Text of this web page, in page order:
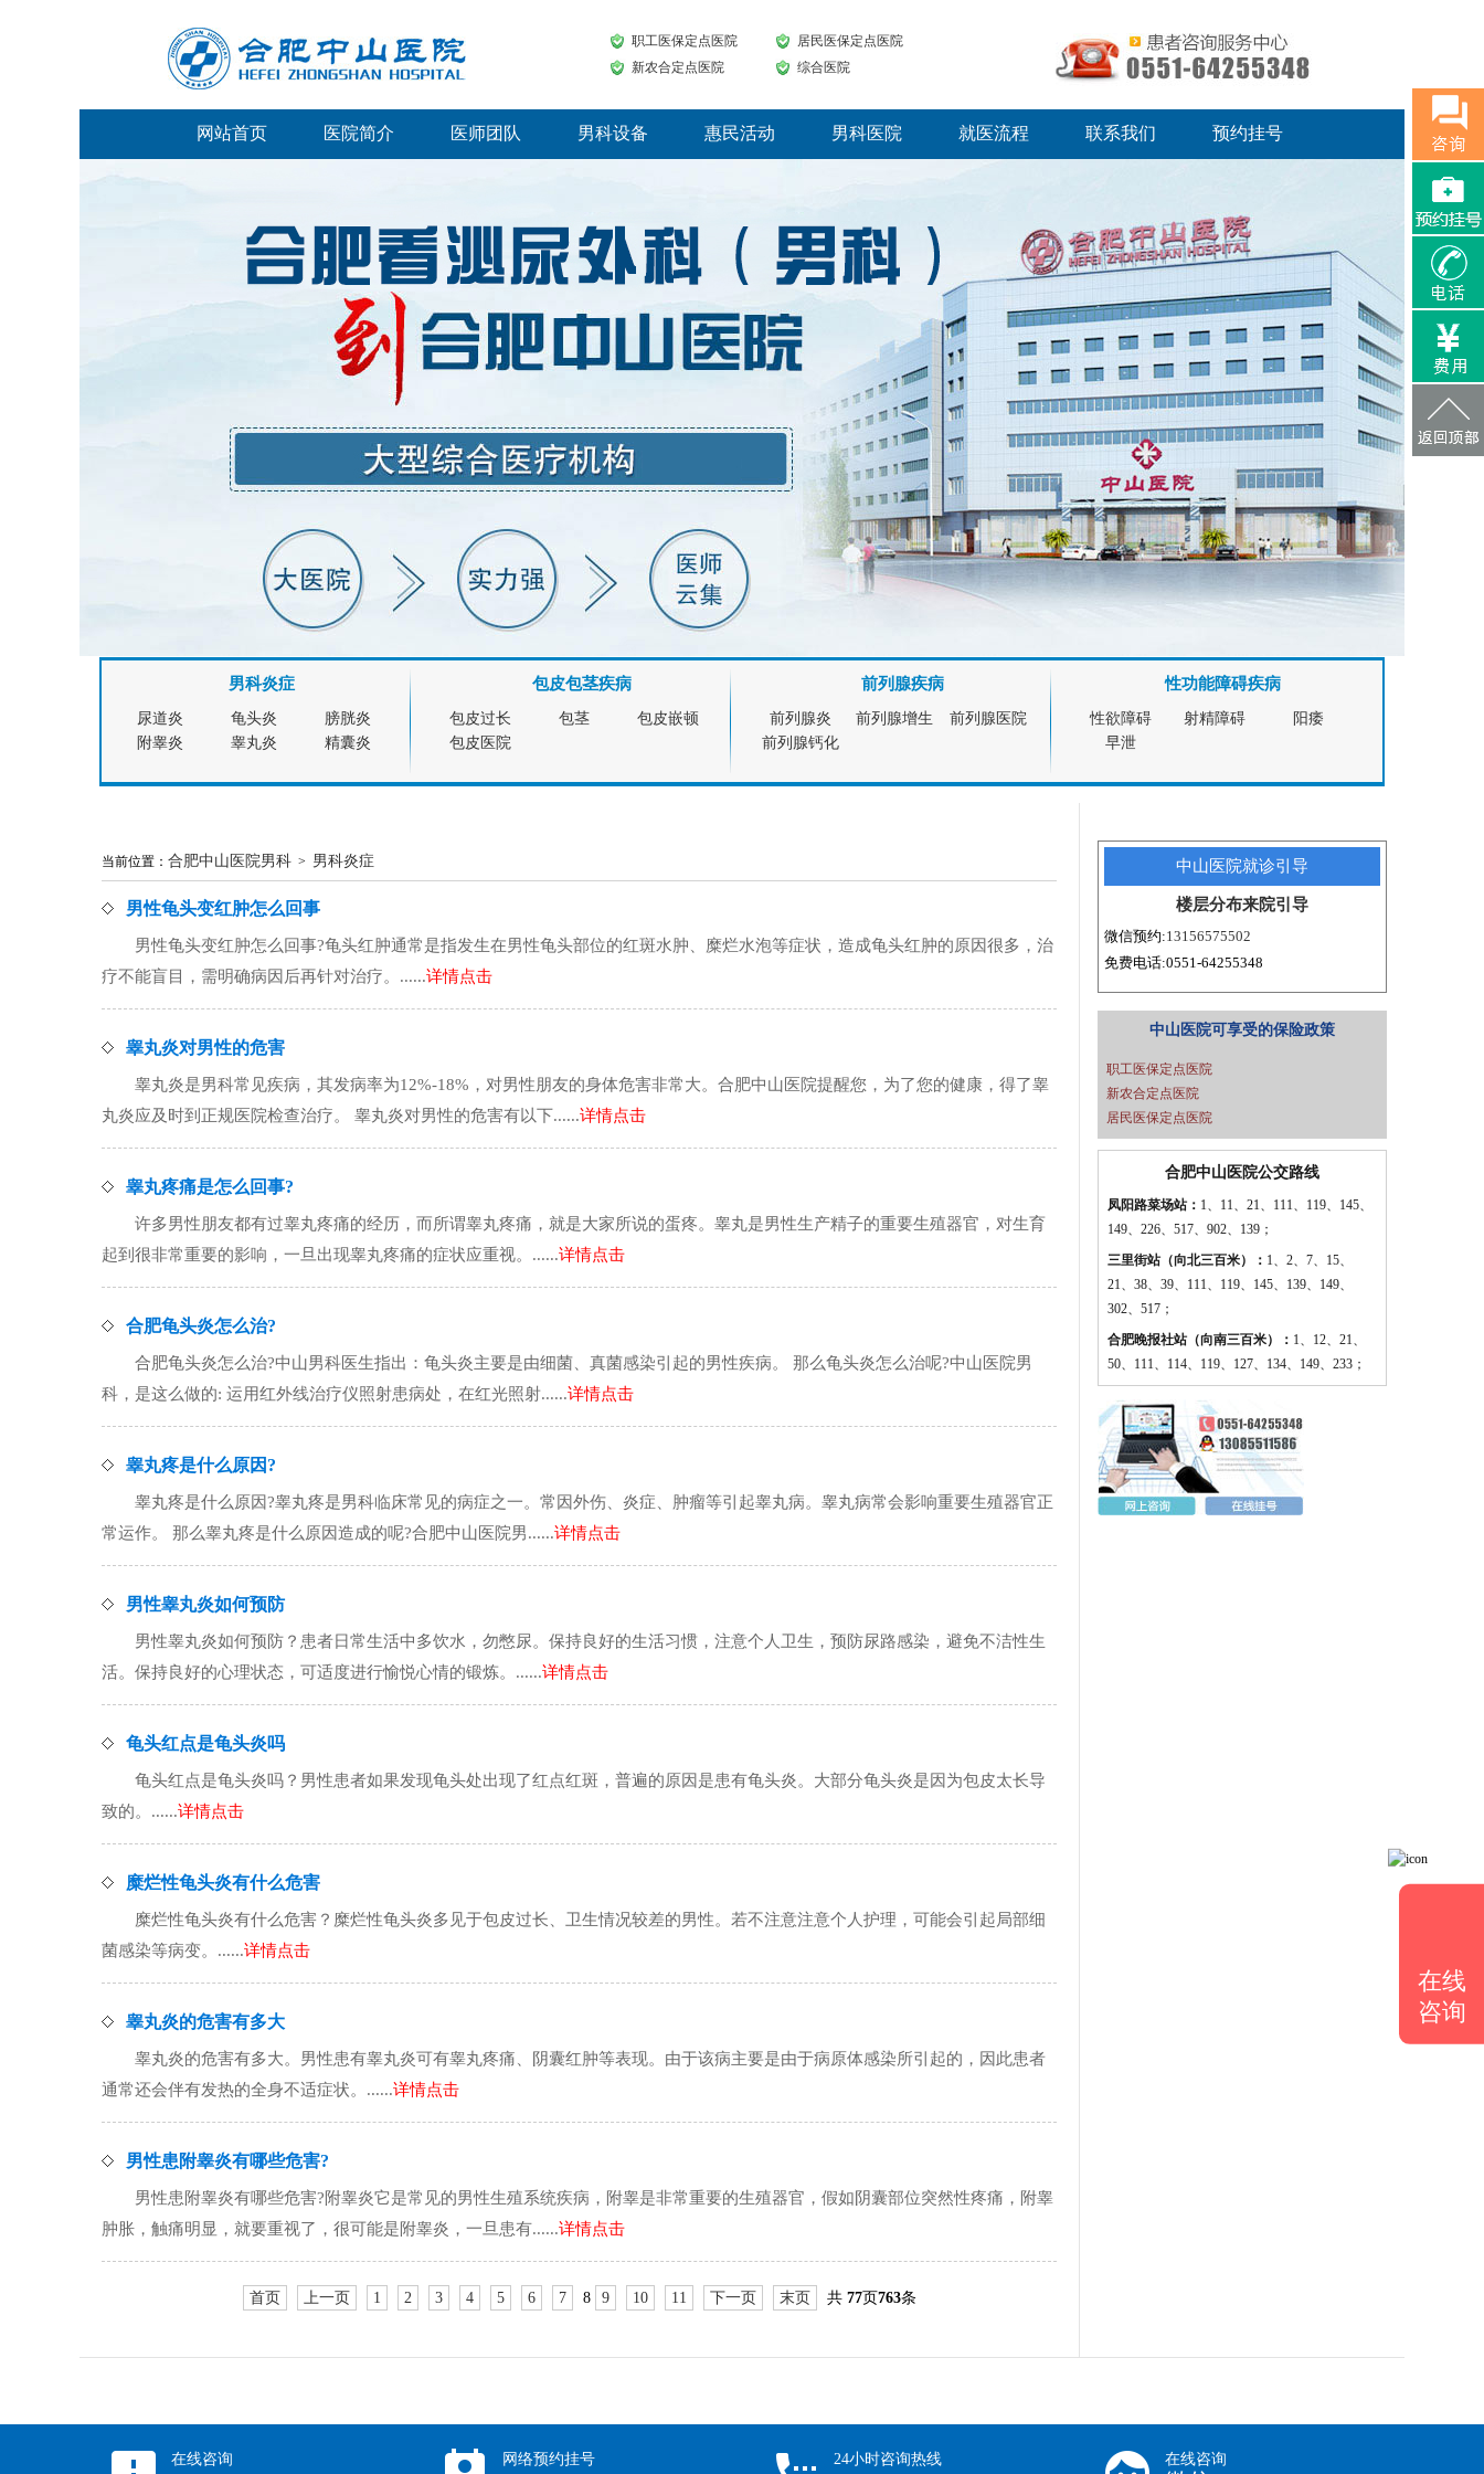
职工医保定点医院
居民医保定点医院
新农合定点医院
综合医院
网站首页 医院简介 医师团队 男科设备 惠民活动 男科医院 就医流程 联系我们 预约挂号
男科炎症
尿道炎 龟头炎
膀胱炎
附睾炎
睾丸炎 精囊炎
包皮包茎疾病
包皮过长 包茎
包皮嵌顿
包皮医院
前列腺疾病
前列腺炎 前列腺增生
前列腺医院
前列腺钙化
性功能障碍疾病
性欲障碍 射精障碍
阳痿
早泄
当前位置： 合肥中山医院男科 > 男科炎症
男性龟头变红肿怎么回事
男性龟头变红肿怎么回事?龟头红肿通常是指发生在男性龟头部位的红斑水肿、糜烂水泡等症状，造成龟头红肿的原因很多，治
疗不能盲目，需明确病因后再针对治疗。......详情点击
睾丸炎对男性的危害
睾丸炎是男科常见疾病，其发病率为12%-18%，对男性朋友的身体危害非常大。合肥中山医院提醒您，为了您的健康，得了睾
丸炎应及时到正规医院检查治疗。 睾丸炎对男性的危害有以下......详情点击
睾丸疼痛是怎么回事?
许多男性朋友都有过睾丸疼痛的经历，而所谓睾丸疼痛，就是大家所说的蛋疼。睾丸是男性生产精子的重要生殖器官，对生育
起到很非常重要的影响，一旦出现睾丸疼痛的症状应重视。......详情点击
合肥龟头炎怎么治?
合肥龟头炎怎么治?中山男科医生指出：龟头炎主要是由细菌、真菌感染引起的男性疾病。 那么龟头炎怎么治呢?中山医院男
科，是这么做的: 运用红外线治疗仪照射患病处，在红光照射......详情点击
睾丸疼是什么原因?
睾丸疼是什么原因?睾丸疼是男科临床常见的病症之一。常因外伤、炎症、肿瘤等引起睾丸病。睾丸病常会影响重要生殖器官正
常运作。 那么睾丸疼是什么原因造成的呢?合肥中山医院男......详情点击
男性睾丸炎如何预防
男性睾丸炎如何预防？患者日常生活中多饮水，勿憋尿。保持良好的生活习惯，注意个人卫生，预防尿路感染，避免不洁性生
活。保持良好的心理状态，可适度进行愉悦心情的锻炼。......详情点击
龟头红点是龟头炎吗
龟头红点是龟头炎吗？男性患者如果发现龟头处出现了红点红斑，普遍的原因是患有龟头炎。大部分龟头炎是因为包皮太长导
致的。......详情点击
糜烂性龟头炎有什么危害
糜烂性龟头炎有什么危害？糜烂性龟头炎多见于包皮过长、卫生情况较差的男性。若不注意注意个人护理，可能会引起局部细
菌感染等病变。......详情点击
睾丸炎的危害有多大
睾丸炎的危害有多大。男性患有睾丸炎可有睾丸疼痛、阴囊红肿等表现。由于该病主要是由于病原体感染所引起的，因此患者
通常还会伴有发热的全身不适症状。......详情点击
男性患附睾炎有哪些危害?
男性患附睾炎有哪些危害?附睾炎它是常见的男性生殖系统疾病，附睾是非常重要的生殖器官，假如阴囊部位突然性疼痛，附睾
肿胀，触痛明显，就要重视了，很可能是附睾炎，一旦患有......详情点击
首页 上一页 1 2 3 4 5 6 7 8 9 10 11 下一页 末页 共 77页763条
中山医院就诊引导
楼层分布来院引导
微信预约:13156575502
免费电话:0551-64255348
中山医院可享受的保险政策
职工医保定点医院
新农合定点医院
居民医保定点医院
合肥中山医院公交路线
凤阳路菜场站： 1、11、21、111、119、145、
149、226、517、902、139；
三里街站（向北三百米）： 1、2、7、15、
21、38、39、111、119、145、139、149、
302、517；
合肥晚报社站（向南三百米）： 1、12、21、
50、111、114、119、127、134、149、233；
在线咨询 网络预约挂号 24小时咨询热线 在线咨询
在线
咨询